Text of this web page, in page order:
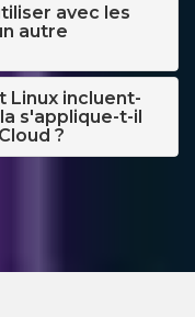
avec les
autre
Linux incluent-
s'applique-t-il
?